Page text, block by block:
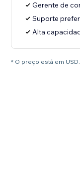
Gerente de
Suporte
Alta
* O preço está em USD.